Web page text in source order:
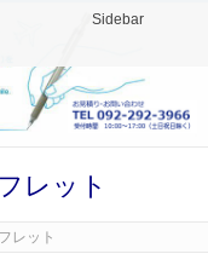
Sidebar
レット
レット